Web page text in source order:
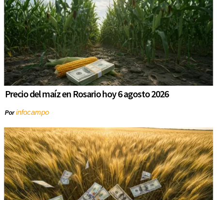
Precio del maíz en Rosario hoy 6 agosto 2026
Porinfocampo